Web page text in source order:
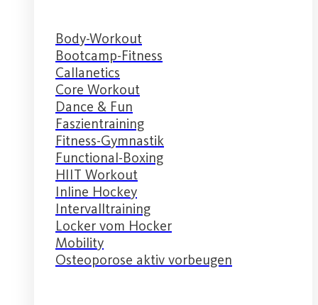
Body-Workout
Bootcamp-Fitness
Callanetics
Core Workout
Dance & Fun
Faszientraining
Fitness-Gymnastik
Functional-Boxing
HIIT Workout
Inline Hockey
Intervalltraining
Locker vom Hocker
Mobility
Osteoporose aktiv vorbeugen